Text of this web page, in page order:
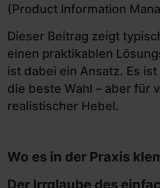
(Product Information
Dieser Beitrag zeigt
einen praktikablen
ist dabei ein Ansatz. Es
die beste Wahl – aber für
realistischer Hebel.
Wo es in der Praxis
Der Irrglaube des